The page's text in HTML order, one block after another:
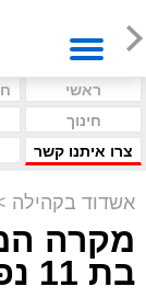
ראשי
חינוך
צרו איתנו קשר
אשדוד בקהילה
מקרה
בת 11 נפטרה משפעת